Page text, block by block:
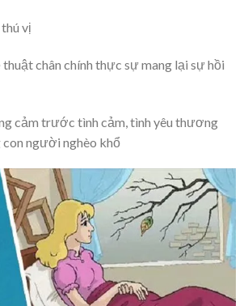
vị
thuật chân chính thực sự mang lại sự hồi
cảm trước tình cảm, tình yêu thương
người nghèo khổ